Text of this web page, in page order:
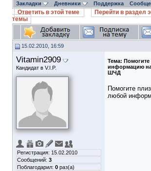
Закладки Дневники Поддержка
Ответить в этой теме
Перейти в раздел
темы
15.02.2010, 16:59
Vitamin2909
Кандидат в V.I.P.
Регистрация: 15.02.2010
Сообщений: 3
Поблагодарил: 0 раз(а)
Тема: Помогите
информацию
ШЧД
Помогите
любой